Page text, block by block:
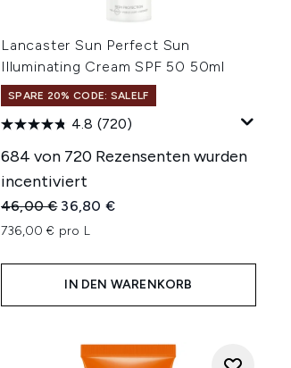
Lancaster Sun Perfect Sun
Illuminating Cream SPF 50 50ml
SPARE 20% CODE: SALELF
4.8 (720)
684 von 720 Rezensenten wurden
incentiviert
Unverbindliche Preisempfehlung:
46,00 € Aktueller Preis:
36,80 €
736,00 € pro L
IN DEN WARENKORB